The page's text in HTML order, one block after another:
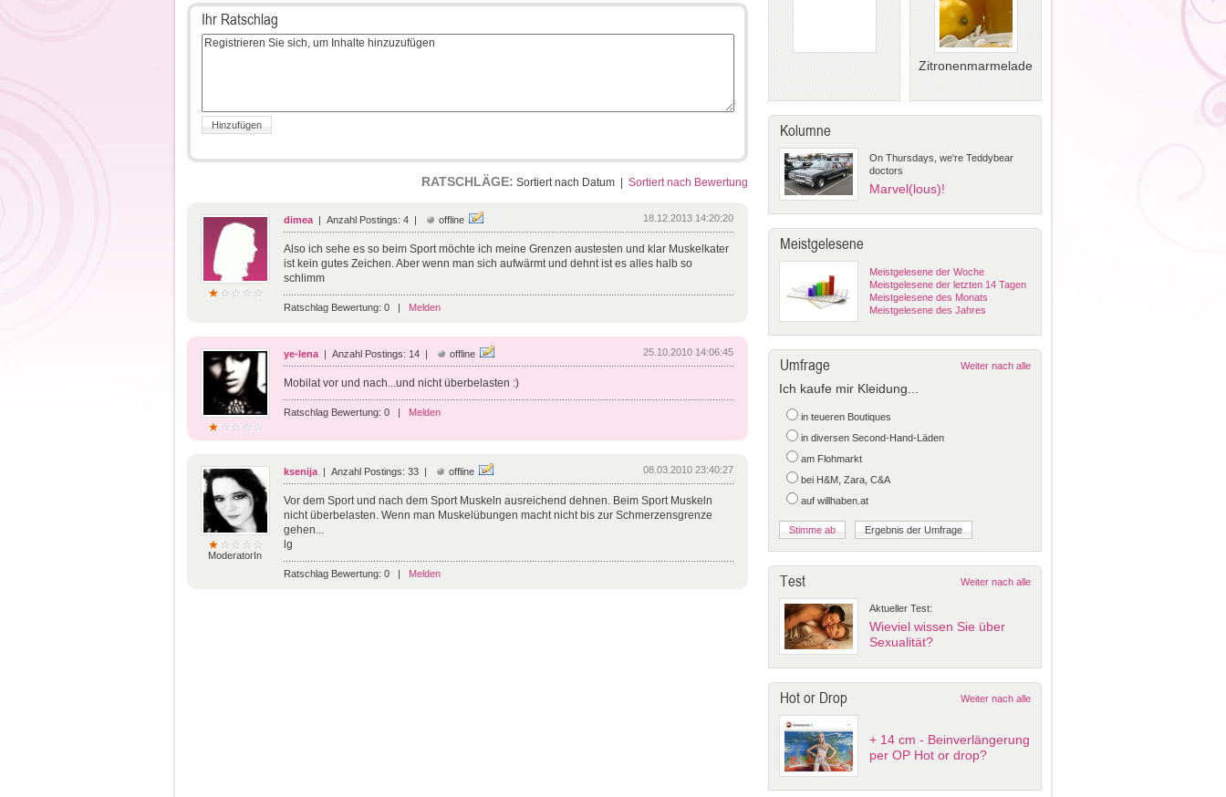
Ihr Ratschlag
RATSCHLÄGE: Sortiert nach Datum| Sortiert nach Bewertung
18.12.2013 14:20:20
dimea| Anzahl Postings: 4 | offline
Also ich sehe es so beim Sport möchte ich meine Grenzen austesten und klar Muskelkater
ist kein gutes Zeichen. Aber wenn man sich aufwärmt und dehnt ist es alles halb so
schlimm
Ratschlag Bewertung: 0| Melden
25.10.2010 14:06:45
ye-lena| Anzahl Postings: 14 | offline
Mobilat vor und nach...und nicht überbelasten :)
Ratschlag Bewertung: 0| Melden
ModeratorIn
08.03.2010 23:40:27
ksenija| Anzahl Postings: 33 | offline
Vor dem Sport und nach dem Sport Muskeln ausreichend dehnen. Beim Sport Muskeln
nicht überbelasten. Wenn man Muskelübungen macht nicht bis zur Schmerzensgrenze
gehen...
lg
Ratschlag Bewertung: 0| Melden
Zitronenmarmelade
Kolumne
On Thursdays, we're Teddybear
doctors
Marvel(lous)!
Meistgelesene
Meistgelesene der Woche
Meistgelesene der letzten 14 Tagen
Meistgelesene des Monats
Meistgelesene des Jahres
Umfrage Weiter nach alle
Ich kaufe mir Kleidung...
in teueren Boutiques
in diversen Second-Hand-Läden
am Flohmarkt
bei H&M, Zara, C&A
auf willhaben.at
Test Weiter nach alle
Aktueller Test:
Wieviel wissen Sie über
Sexualität?
Hot or Drop Weiter nach alle
+ 14 cm - Beinverlängerung
per OP Hot or drop?